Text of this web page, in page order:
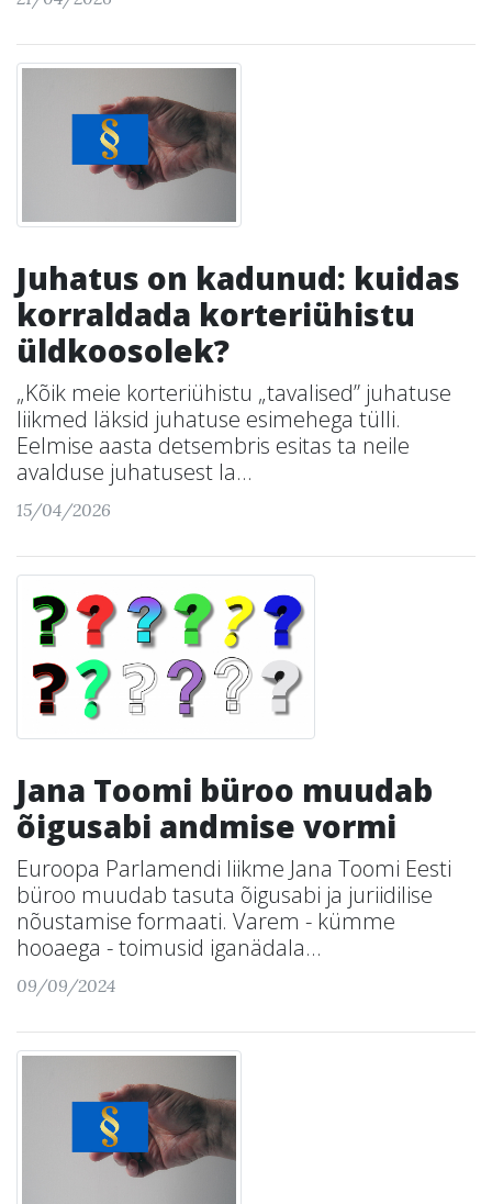
Juhatus on kadunud: kuidas
korraldada korteriühistu
üldkoosolek?
„Kõik meie korteriühistu „tavalised” juhatuse
liikmed läksid juhatuse esimehega tülli.
Eelmise aasta detsembris esitas ta neile
avalduse juhatusest la...
15/04/2026
Jana Toomi büroo muudab
õigusabi andmise vormi
Euroopa Parlamendi liikme Jana Toomi Eesti
büroo muudab tasuta õigusabi ja juriidilise
nõustamise formaati. Varem - kümme
hooaega - toimusid iganädala...
09/09/2024